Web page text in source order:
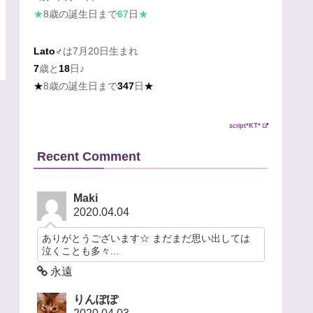
★8歳の誕生日まで67日★
Lato♂は7月20日生まれ
7歳と 18日♪
★8歳の誕生日まで347日★
script*KT*
Recent Comment
Maki
2020.04.04
ありがとうございます☆ まだまだ思い出しては
泣くことも多々...
永遠
りんぽぽ